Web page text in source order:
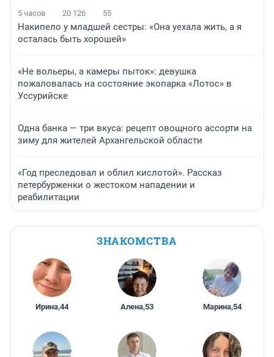
5 часов 20 126 55
Накипело у младшей сестры: «Она уехала жить, а я
осталась быть хорошей»
«Не вольеры, а камеры пыток»: девушка
пожаловалась на состояние экопарка «Лотос» в
Уссурийске
Одна банка — три вкуса: рецепт овощного ассорти на
зиму для жителей Архангельской области
«Год преследовал и облил кислотой». Рассказ
петербурженки о жестоком нападении и
реабилитации
ЗНАКОМСТВА
Ирина,44 Алена,53 Марина,54